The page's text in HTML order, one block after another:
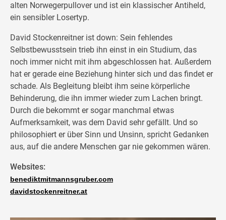
alten Norwegerpullover und ist ein klassischer Antiheld,
ein sensibler Losertyp.
David Stockenreitner ist down: Sein fehlendes
Selbstbewusstsein trieb ihn einst in ein Studium, das
noch immer nicht mit ihm abgeschlossen hat. Außerdem
hat er gerade eine Beziehung hinter sich und das findet er
schade. Als Begleitung bleibt ihm seine körperliche
Behinderung, die ihn immer wieder zum Lachen bringt.
Durch die bekommt er sogar manchmal etwas
Aufmerksamkeit, was dem David sehr gefällt. Und so
philosophiert er über Sinn und Unsinn, spricht Gedanken
aus, auf die andere Menschen gar nie gekommen wären.
Websites:
benediktmitmannsgruber.com
davidstockenreitner.at